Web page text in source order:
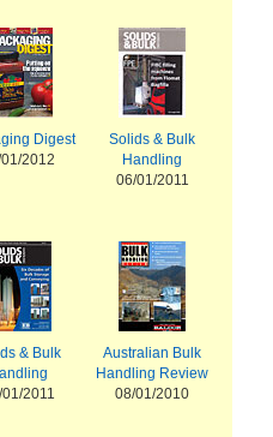
Digest
2012
Solids & Bulk
Handling
06/01/2011
& Bulk
2011
Australian Bulk
Handling Review
08/01/2010